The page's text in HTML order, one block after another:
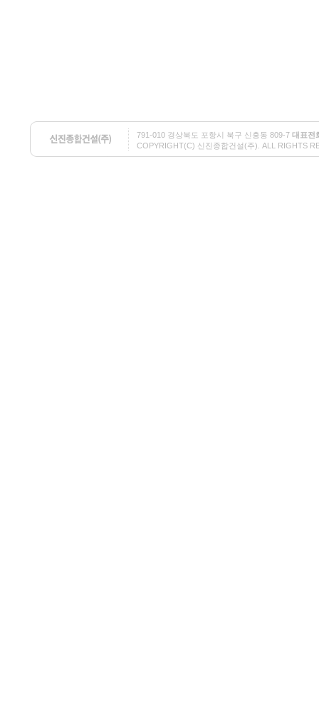
791-010 경상북도 포항시 북구 신흥동 809-7 대표전
COPYRIGHT(C) 신진종합건설(주). ALL RIGHTS